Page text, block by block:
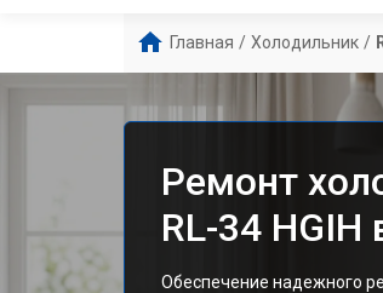
Главная / Холодильник /
Ремонт
RL-34 HGIH
Обеспечение надежного